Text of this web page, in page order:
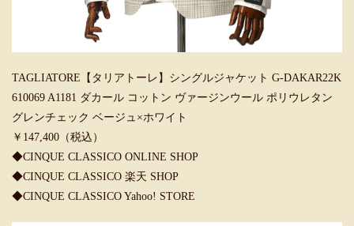
TAGLIATORE【タリアトーレ】シングルジャケット G-DAKAR22K
610069 A1181 ダカール コットン ヴァージンウール ポリウレタン
グレンチェック ベージュ×ホワイト
￥147,400（税込）
◆CINQUE CLASSICO ONLINE SHOP
◆CINQUE CLASSICO 楽天 SHOP
◆CINQUE CLASSICO Yahoo! STORE